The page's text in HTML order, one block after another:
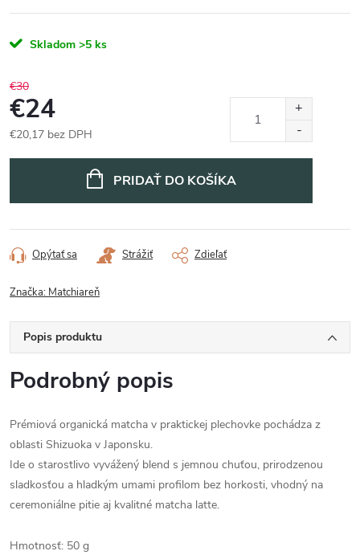
Skladom >5 ks
€30
€24
€20,17 bez DPH
PRIDAŤ DO KOŠÍKA
Opýtať sa Strážiť Zdieľať
Značka: Matchiareň
Popis produktu
Podrobný popis
Prémiová organická matcha v praktickej plechovke pochádza z
oblasti Shizuoka v Japonsku.
Ide o starostlivo vyvážený blend s jemnou chuťou, prirodzenou
sladkosťou a hladkým umami profilom bez horkosti, vhodný na
ceremoniálne pitie aj kvalitné matcha latte.
Hmotnosť: 50 g